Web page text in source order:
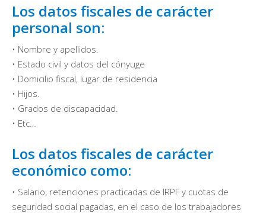
Los datos fiscales de carácter
personal son:
• Nombre y apellidos.
• Estado civil y datos del cónyuge
• Domicilio fiscal, lugar de residencia
• Hijos.
• Grados de discapacidad.
• Etc…
Los datos fiscales de carácter
económico como:
• Salario, retenciones practicadas de IRPF y cuotas de
seguridad social pagadas, en el caso de los trabajadores